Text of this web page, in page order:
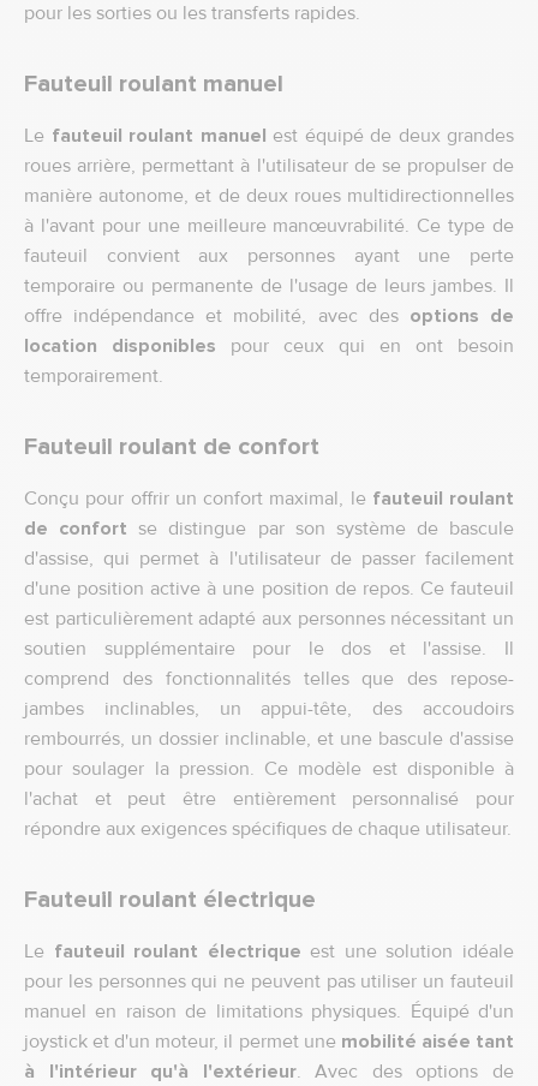
pour les sorties ou les transferts rapides.
Fauteuil roulant manuel
Le fauteuil roulant manuel est équipé de deux grandes
roues arrière, permettant à l'utilisateur de se propulser de
manière autonome, et de deux roues multidirectionnelles
à l'avant pour une meilleure manœuvrabilité. Ce type de
fauteuil convient aux personnes ayant une perte
temporaire ou permanente de l'usage de leurs jambes. Il
offre indépendance et mobilité, avec des options de
location disponibles pour ceux qui en ont besoin
temporairement.
Fauteuil roulant de confort
Conçu pour offrir un confort maximal, le fauteuil roulant
de confort se distingue par son système de bascule
d'assise, qui permet à l'utilisateur de passer facilement
d'une position active à une position de repos. Ce fauteuil
est particulièrement adapté aux personnes nécessitant un
soutien supplémentaire pour le dos et l'assise. Il
comprend des fonctionnalités telles que des repose-
jambes inclinables, un appui-tête, des accoudoirs
rembourrés, un dossier inclinable, et une bascule d'assise
pour soulager la pression. Ce modèle est disponible à
l'achat et peut être entièrement personnalisé pour
répondre aux exigences spécifiques de chaque utilisateur.
Fauteuil roulant électrique
Le fauteuil roulant électrique est une solution idéale
pour les personnes qui ne peuvent pas utiliser un fauteuil
manuel en raison de limitations physiques. Équipé d'un
joystick et d'un moteur, il permet une mobilité aisée tant
à l'intérieur qu'à l'extérieur. Avec des options de